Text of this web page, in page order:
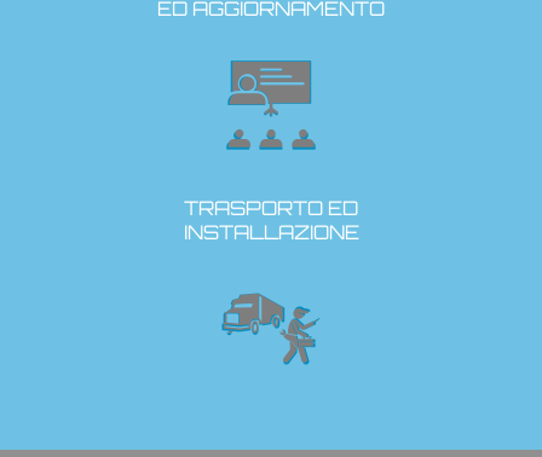
ED AGGIORNAMENTO
TRASPORTO ED
INSTALLAZIONE